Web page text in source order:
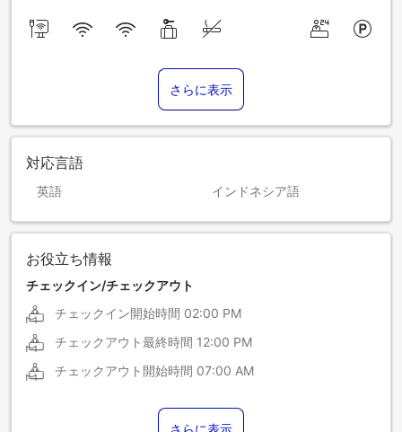
さらに表示
対応言語
英語 インドネシア語
お役立ち情報
チェックイン/チェックアウト
チェックイン開始時間 02:00 PM
チェックアウト最終時間 12:00 PM
チェックアウト開始時間 07:00 AM